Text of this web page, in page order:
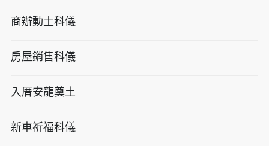
商辦動土科儀
房屋銷售科儀
入厝安龍奠土
新車祈福科儀